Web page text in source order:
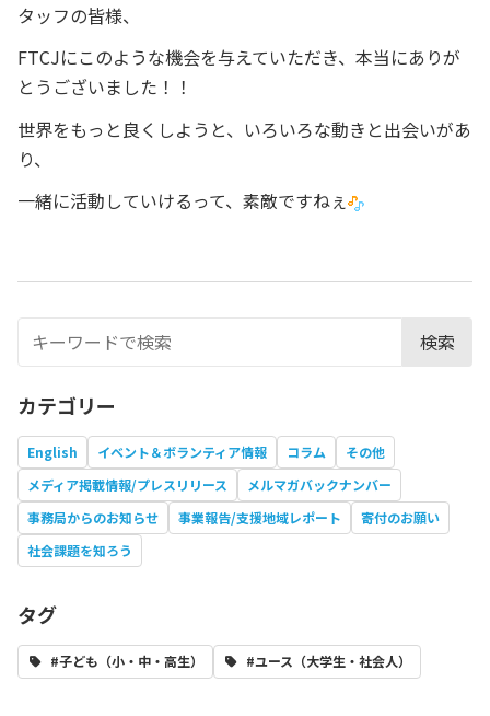
タッフの皆様、
FTCJにこのような機会を与えていただき、本当にありが
とうございました！！
世界をもっと良くしようと、いろいろな動きと出会いがあ
り、
一緒に活動していけるって、素敵ですねぇ
検索
カテゴリー
English イベント＆ボランティア情報 コラム
その他
メディア掲載情報/プレスリリース
メルマガバックナンバー
事務局からのお知らせ
事業報告/支援地域レポート
寄付のお願い
社会課題を知ろう
タグ
#子ども（小・中・高生） #ユース（大学生・社会人）